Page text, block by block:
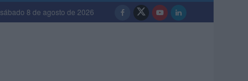
sábado 8 de agosto de 2026